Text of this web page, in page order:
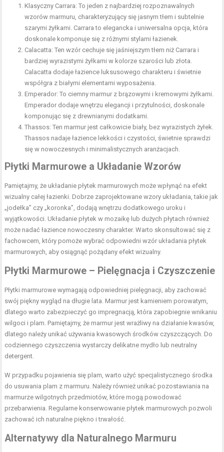
Klasyczny Carrara: To jeden z najbardziej rozpoznawalnych
wzorów marmuru, charakteryzujący się jasnym tłem i subtelnie
szarymi żyłkami. Carrara to elegancka i uniwersalna opcja, która
doskonale komponuje się z różnymi stylami łazienek.
Calacatta: Ten wzór cechuje się jaśniejszym tłem niż Carrara i
bardziej wyrazistymi żyłkami w kolorze szarości lub złota.
Calacatta dodaje łazience luksusowego charakteru i świetnie
współgra z białymi elementami wyposażenia.
Emperador: To ciemny marmur z brązowymi i kremowymi żyłkami.
Emperador dodaje wnętrzu elegancji i przytulności, doskonale
komponując się z drewnianymi dodatkami.
Thassos: Ten marmur jest całkowicie biały, bez wyrazistych żyłek.
Thassos nadaje łazience lekkości i czystości, świetnie sprawdzi
się w nowoczesnych i minimalistycznych aranżacjach.
Płytki Marmurowe a Układanie Wzorów
Pamiętajmy, że układanie płytek marmurowych może wpłynąć na efekt
wizualny całej łazienki. Dobrze zaprojektowane wzory układania, takie jak
„jodełka” czy „koronka”, dodają wnętrzu dodatkowego uroku i
wyjątkowości. Układanie płytek w mozaikę lub dużych płytach również
może nadać łazience nowoczesny charakter. Warto skonsultować się z
fachowcem, który pomoże wybrać odpowiedni wzór układania płytek
marmurowych, aby osiągnąć pożądany efekt wizualny.
Płytki Marmurowe – Pielęgnacja i Czyszczenie
Płytki marmurowe wymagają odpowiedniej pielęgnacji, aby zachować
swój piękny wygląd na długie lata. Marmur jest kamieniem porowatym,
dlatego warto zabezpieczyć go impregnacją, która zapobiegnie wnikaniu
wilgoci i plam. Pamiętajmy, że marmur jest wrażliwy na działanie kwasów,
dlatego należy unikać używania kwasowych środków czyszczących. Do
codziennego czyszczenia wystarczy delikatne mydło lub neutralny
detergent.
W przypadku pojawienia się plam, warto użyć specjalistycznego środka
do usuwania plam z marmuru. Należy również unikać pozostawiania na
marmurze wilgotnych przedmiotów, które mogą powodować
przebarwienia. Regularne konserwowanie płytek marmurowych pozwoli
zachować ich naturalne piękno i trwałość.
Alternatywy dla Naturalnego Marmuru